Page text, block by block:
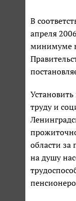
В
апреля
минимуме
труду и
области за
на душу